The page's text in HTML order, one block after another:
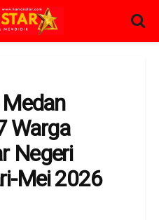
Warga
Negeri
Mei 2026